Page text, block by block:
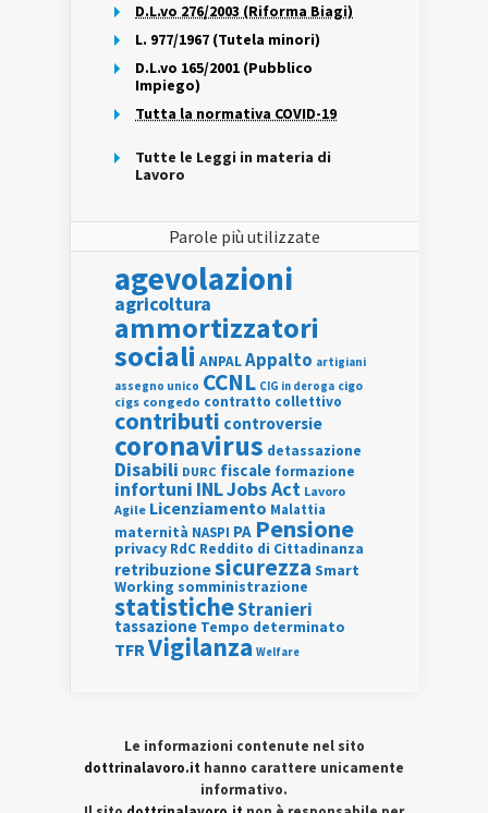
D.L.vo 276/2003 (Riforma Biagi)
L. 977/1967 (Tutela minori)
D.L.vo 165/2001 (Pubblico
Impiego)
Tutta la normativa COVID-19
Tutte le Leggi in materia di
Lavoro
Parole più utilizzate
agevolazioni
agricoltura
ammortizzatori
sociali ANPALAppalto artigiani
assegno unico CCNL CIG in deroga cigo
cigs congedo contratto collettivo
contributi controversie
coronavirus detassazione
Disabili DURC fiscale formazione
infortuni INLJobs Act Lavoro
Agile Licenziamento Malattia
maternità NASPI PA Pensione
privacy RdC Reddito di Cittadinanza
retribuzionesicurezza Smart
Working somministrazione
statisticheStranieri
tassazione Tempo determinato
TFRVigilanza Welfare
Le informazioni contenute nel sito
dottrinalavoro.it hanno carattere unicamente
informativo.